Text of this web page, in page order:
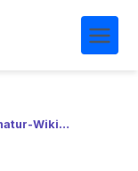
Capacitación Sernatur-Wikipedia: creando conocimiento local y colaborativo